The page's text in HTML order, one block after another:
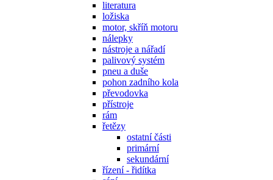
literatura
ložiska
motor, skříň motoru
nálepky
nástroje a nářadí
palivový systém
pneu a duše
pohon zadního kola
převodovka
přístroje
rám
řetězy
ostatní části
primární
sekundární
řízení - řidítka